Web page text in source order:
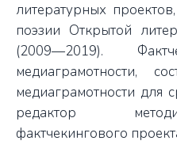
литературных
поэзии Открытой
(2009—2019).
медиаграмотности,
медиаграмотности для
редактор
фактчекингового